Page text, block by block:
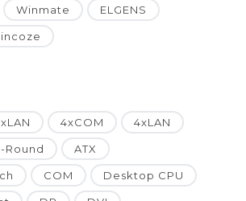
Winmate ELGENS
4xCOM 4xLAN
Round ATX
COM Desktop CPU